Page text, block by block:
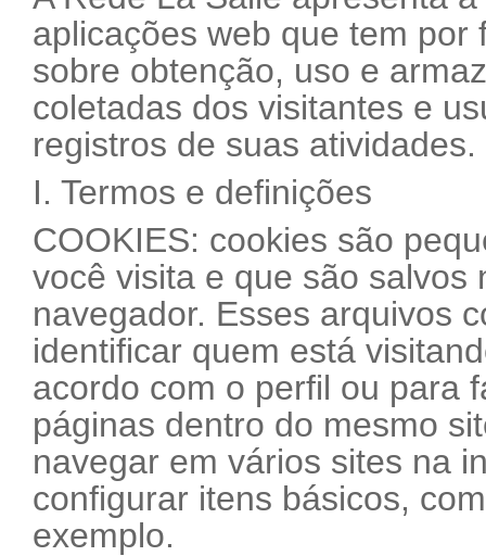
aplicações web que tem
sobre obtenção, uso e
coletadas dos visitantes e
registros de suas atividades.
I. Termos e definições
COOKIES: cookies são
você visita e que são salvos
navegador. Esses arquivos
identificar quem está
acordo com o perfil ou para
páginas dentro do mesmo
navegar em vários sites na
configurar itens básicos,
exemplo.